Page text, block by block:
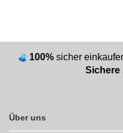
100% sicher
Sichere
Über uns